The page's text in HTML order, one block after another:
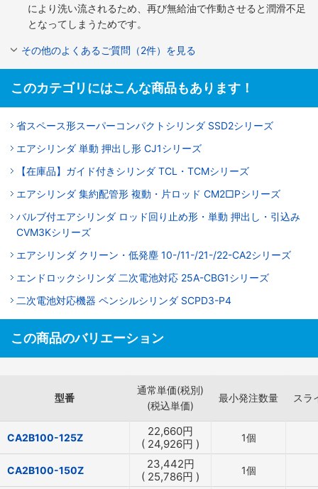
により洗い流されるため、再び無給油で作動させると潤滑不足
となってしまうためです。
その他のよくあるご質問（2件）を見る
このカテゴリにはこんな商品もあります！
省スペース形スーパーコンパクトシリンダ SSD2シリーズ
エアシリンダ 単動 押出し形 CJ1シリーズ
【在庫品】ガイド付きシリンダ TCL・TCMシリーズ
エアシリンダ 集約配管形 複動・片ロッド CM2□Pシリーズ
バルブ付エアシリンダ ロッド回り止め形・単動 押出し・引込み
CVM3Kシリーズ
エアシリンダ クリーン・低発塵 10-/11-/21-/22-CA2シリーズ
エンドロックシリンダ 二次電池対応 25A-CBG1シリーズ
二次電池対応機器 ペンシルシリンダ SCPD3-P4
この商品のバリエーション
型番
通常単価(税別)
(税込単価)
最小発注数量 スラ
CA2B100-125Z 22,660円
( 24,926円 ) 1個
CA2B100-150Z 23,442円
( 25,786円 ) 1個